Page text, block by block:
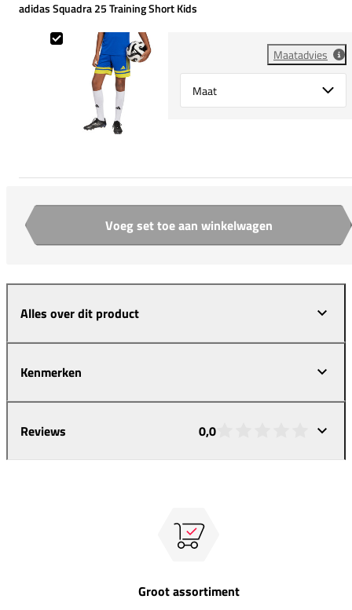
adidas Squadra 25 Training Short Kids
Maatadvies
Select {option} for {name}
adidas Squadra 25 Training Short Kids
Aantal Voeg set toe aan winkelwagen
Alles over dit product
Kenmerken
Reviews 0,0
Groot assortiment